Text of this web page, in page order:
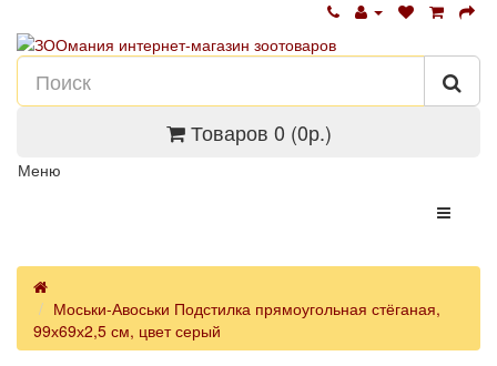
Товаров 0 (0р.)
Меню
Моськи-Авоськи Подстилка прямоугольная стёганая,
99х69х2,5 см, цвет серый